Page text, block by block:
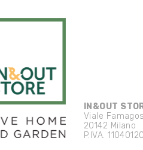
IN&OUT
Viale
20142 Milano
P.IVA.